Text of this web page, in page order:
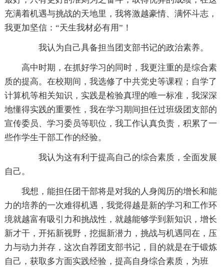
充满着机遇与挑战的天地里，我将激越豪情、满怀斗志，
我更加坚信：“天生我材必有用”！
我认为自己具备担当团支部书记的政治素养。
高中时期，在抓好学习的同时，我更注重的是综合素
质的提高。在校期间，我选修了中共党史等课程；自学了
计算机等相关知识，实践是检验真理的唯一标准，我深深
地懂得实践的重要性，我在学习期间担任过班级团支部的
宣传委员、学习委员等职位，我工作认真负责，积累了一
些作学生干部工作的经验。
我认为这有利于提高自己的综合素质，全面发展
自己。
我想，能担任团干部将是对我的人身阅历的增长和能
力的培养的一次难得机遇，我觉得越是新的学习和工作环
境就越富有吸引力和挑战性，就越能够学到新知识，增长
新才干，开拓新视野，挖掘新潜力，挑战与机遇同在，压
力与动力并存，这次自荐团支部书记，目的就是在于锻炼
自己，获取多方面实践经验，提高自身综合素质，为班